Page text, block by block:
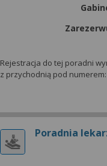
Rejestracja do tej poradni
z przychodnią pod numerem:
Poradnia